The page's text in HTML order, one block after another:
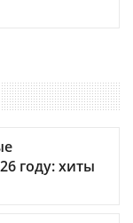
году: хиты